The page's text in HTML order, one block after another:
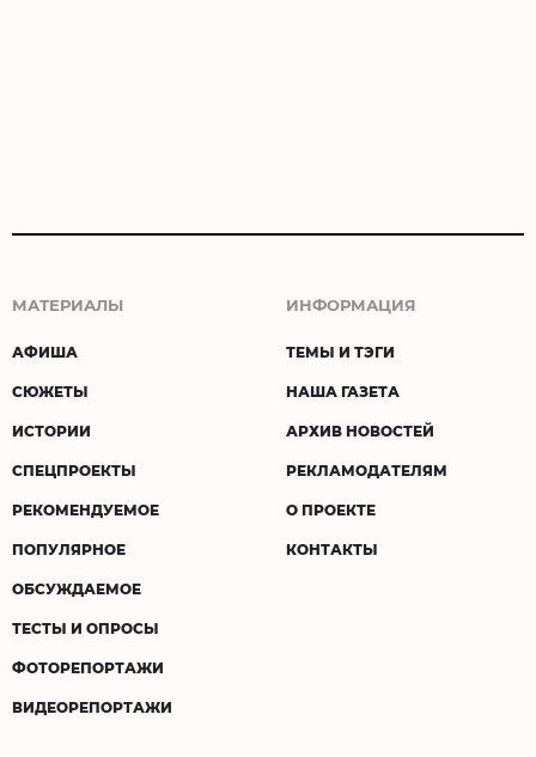
МАТЕРИАЛЫ
АФИША
СЮЖЕТЫ
ИСТОРИИ
СПЕЦПРОЕКТЫ
РЕКОМЕНДУЕМОЕ
ПОПУЛЯРНОЕ
ОБСУЖДАЕМОЕ
ТЕСТЫ И ОПРОСЫ
ФОТОРЕПОРТАЖИ
ВИДЕОРЕПОРТАЖИ
ИНФОРМАЦИЯ
ТЕМЫ И ТЭГИ
НАША ГАЗЕТА
АРХИВ НОВОСТЕЙ
РЕКЛАМОДАТЕЛЯМ
О ПРОЕКТЕ
КОНТАКТЫ